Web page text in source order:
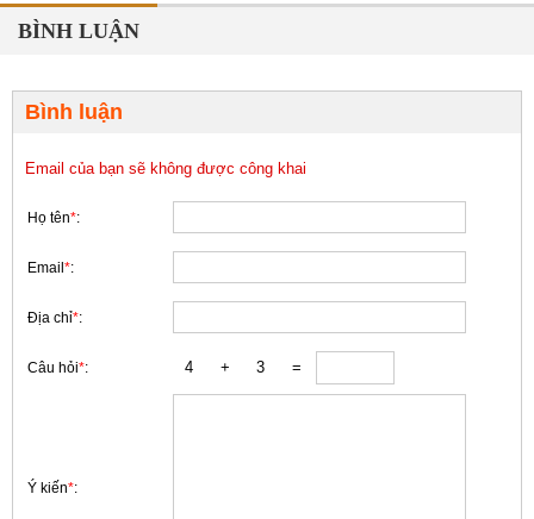
BÌNH LUẬN
Bình luận
Email của bạn sẽ không được công khai
Họ tên*:
Email*:
Địa chỉ*:
Câu hỏi*:
Ý kiến*: